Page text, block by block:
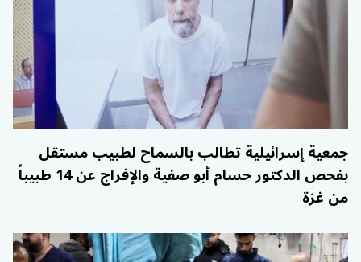
جمعية إسرائيلية تطالب بالسماح لطبيب مستقل
بفحص الدكتور حسام أبو صفية والإفراج عن 14 طبيباً
من غزة